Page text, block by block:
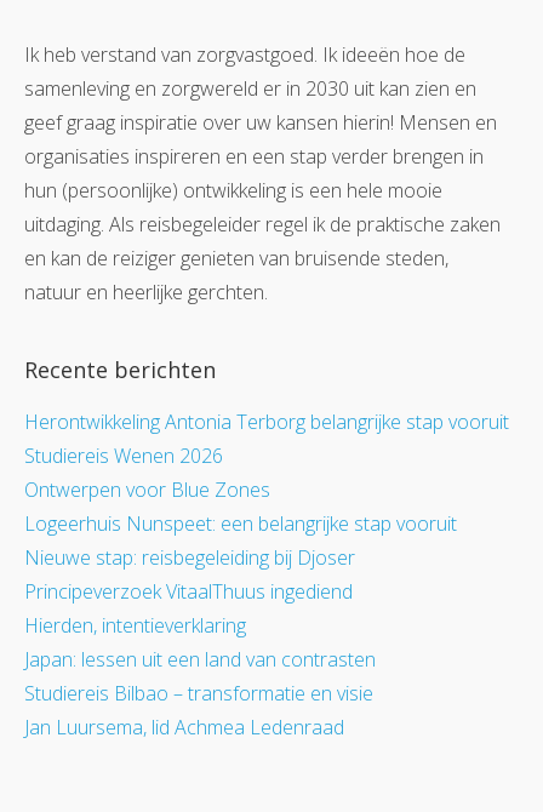
Ik heb verstand van zorgvastgoed. Ik ideeën hoe de
samenleving en zorgwereld er in 2030 uit kan zien en
geef graag inspiratie over uw kansen hierin! Mensen en
organisaties inspireren en een stap verder brengen in
hun (persoonlijke) ontwikkeling is een hele mooie
uitdaging. Als reisbegeleider regel ik de praktische zaken
en kan de reiziger genieten van bruisende steden,
natuur en heerlijke gerchten.
Recente berichten
Herontwikkeling Antonia Terborg belangrijke stap vooruit
Studiereis Wenen 2026
Ontwerpen voor Blue Zones
Logeerhuis Nunspeet: een belangrijke stap vooruit
Nieuwe stap: reisbegeleiding bij Djoser
Principeverzoek VitaalThuus ingediend
Hierden, intentieverklaring
Japan: lessen uit een land van contrasten
Studiereis Bilbao – transformatie en visie
Jan Luursema, lid Achmea Ledenraad